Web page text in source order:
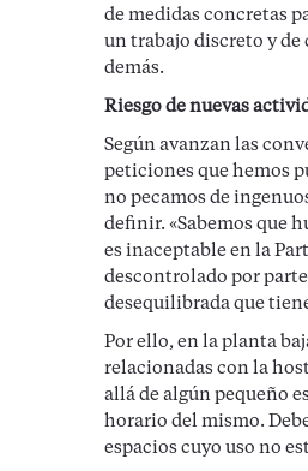
de medidas concretas
un trabajo discreto y de
demás.
Riesgo de nuevas
Según avanzan las
peticiones que hemos
no pecamos de
definir. «Sabemos que
es inaceptable en la
descontrolado por
desequilibrada que
Por ello, en la planta
relacionadas con la
allá de algún pequeño
horario del mismo.
espacios cuyo uso no